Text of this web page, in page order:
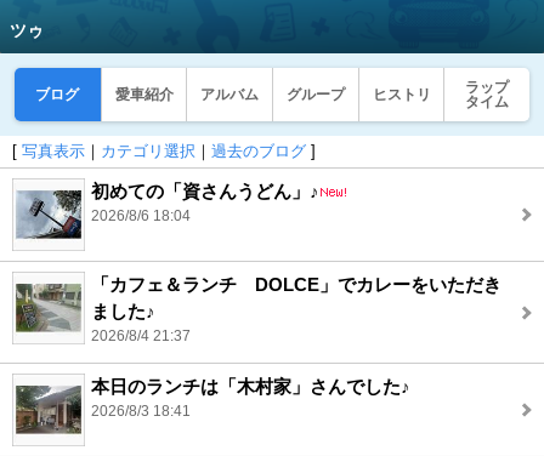
ツゥ
ブログ 愛車紹介 アルバム グループ ヒストリ
ラップ
タイム
[ 写真表示 ｜ カテゴリ選択 ｜ 過去のブログ ]
初めての「資さんうどん」♪
2026/8/6 18:04
「カフェ＆ランチ DOLCE」でカレーをいただき
ました♪
2026/8/4 21:37
本日のランチは「木村家」さんでした♪
2026/8/3 18:41